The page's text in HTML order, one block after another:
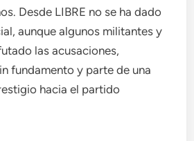
Desde LIBRE no se ha dado
aunque algunos militantes y
las acusaciones,
fundamento y parte de una
hacia el partido